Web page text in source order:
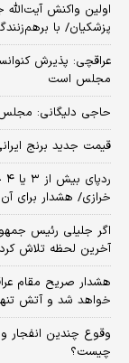
اولین واکنش آیت‌الله
پزشکیان/ با
عراقچی: پذیرش
مجلس است
حاجی دلیگانی:
قیمت جدید برنج
خرازی/ هشدار برای آن‌هایی که
اگر جلیلی رئیس
آخرین لحظه تلاش
هشدار صریح مقام
خواهد شد و آتش
وقوع چندین انفجار و
چیست؟